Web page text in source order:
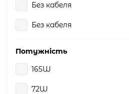
Без кабеля
Без кабеля
Потужність
165W
72W